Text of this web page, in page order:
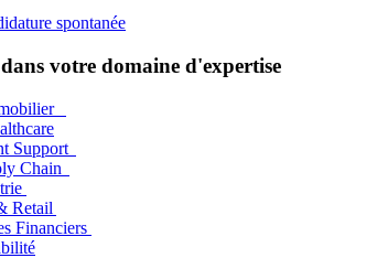
spontanée
votre domaine d'expertise
Support
Chain
Retail
Financiers